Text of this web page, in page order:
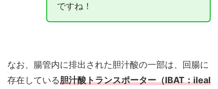
ですね！
なお、腸管内に排出された胆汁酸の一部は、回腸に
存在している胆汁酸トランスポーター（IBAT：ileal